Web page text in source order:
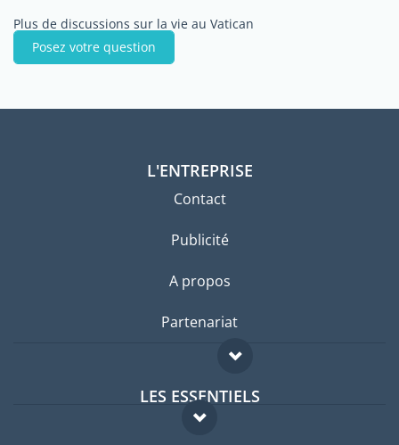
Plus de discussions sur la vie au Vatican
Posez votre question
L'ENTREPRISE
Contact
Publicité
A propos
Partenariat
LES ESSENTIELS
Forum expatriés